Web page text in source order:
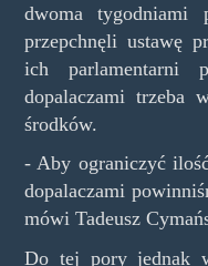
dwoma tygodniami
przepchnęli ustawę
ich parlamentarni
dopalaczami trzeba
środków.
- Aby ograniczyć
dopalaczami
mówi Tadeusz
Do tej pory jednak